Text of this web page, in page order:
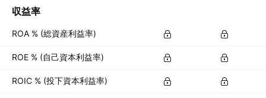
収益率
ROA % (総資産利益率)
ROE % (自己資本利益率)
ROIC % (投下資本利益率)